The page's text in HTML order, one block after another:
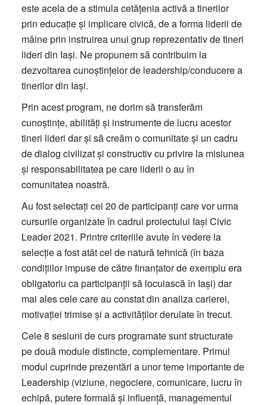
este acela de a stimula cetățenia activă a tinerilor
prin educație şi implicare civică, de a forma liderii de
mâine prin instruirea unui grup reprezentativ de tineri
lideri din Iași. Ne propunem să contribuim la
dezvoltarea cunoștințelor de leadership/conducere a
tinerilor din Iași.
Prin acest program, ne dorim să transferăm
cunoștințe, abilități și instrumente de lucru acestor
tineri lideri dar și să creăm o comunitate și un cadru
de dialog civilizat și constructiv cu privire la misiunea
și responsabilitatea pe care liderii o au în
comunitatea noastră.
Au fost selectați cei 20 de participanți care vor urma
cursurile organizate în cadrul proiectului Iași Civic
Leader 2021. Printre criteriile avute în vedere la
selecție a fost atât cel de natură tehnică (în baza
condițiilor impuse de către finanțator de exemplu era
obligatoriu ca participanții să locuiască în Iași) dar
mai ales cele care au constat din analiza carierei,
motivației trimise și a activităților derulate în trecut.
Cele 8 sesiuni de curs programate sunt structurate
pe două module distincte, complementare. Primul
modul cuprinde prezentări a unor teme importante de
Leadership (viziune, negociere, comunicare, lucru în
echipă, putere formală și influență, managementul